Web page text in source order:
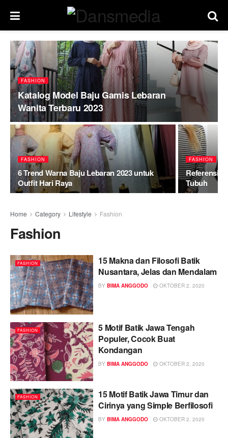
FASHION
Katalog Model Baju Gamis Lebaran
Wanita Terbaru 2023
FASHION
6 Trend Warna Baju Lebaran 2023 untuk
Outfit Hari Raya
FASHION
Referensi
Tubuh
Home Category Lifestyle Fashion
Fashion
FASHION
15 Makna dan Filosofi Batik
Nusantara, Jelas dan Mendalam
BY BIMA ANGGODO OKTOBER 2, 2020
FASHION
5 Motif Batik Jawa Tengah
Populer, Cocok Buat
Kondangan
BY BIMA ANGGODO OKTOBER 2, 2020
FASHION
15 Motif Batik Jawa Timur dan
Cirinya yang Simple Berfilosofi
BY BIMA ANGGODO OKTOBER 2, 2020